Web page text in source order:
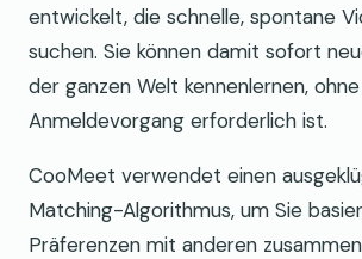
entwickelt, die schnelle, spontane
suchen. Sie können damit sofort
der ganzen Welt kennenlernen,
Anmeldevorgang erforderlich ist.
CooMeet verwendet einen
Matching-Algorithmus, um Sie
Präferenzen mit anderen